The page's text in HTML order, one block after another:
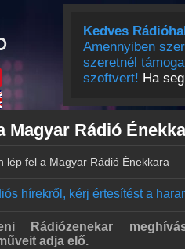
Kedves
Amennyiben
szeretnél
szoftvert! Ha
Magyar Rádió
lép fel a Magyar Rádió Énekkara
hírekről, kérj értesítést a
Rádiózenekar
adja elő.